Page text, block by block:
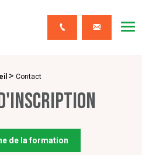
Contact
> Contact
de la formation